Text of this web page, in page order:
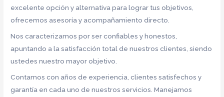
excelente opción y alternativa para lograr tus objetivos,
ofrecemos asesoría y acompañamiento directo.
Nos caracterizamos por ser confiables y honestos,
apuntando a la satisfacción total de nuestros clientes, siendo
ustedes nuestro mayor objetivo.
Contamos con años de experiencia, clientes satisfechos y
garantía en cada uno de nuestros servicios. Manejamos